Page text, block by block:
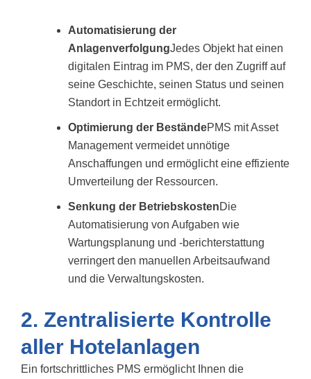
Automatisierung der
AnlagenverfolgungJedes Objekt hat einen
digitalen Eintrag im PMS, der den Zugriff auf
seine Geschichte, seinen Status und seinen
Standort in Echtzeit ermöglicht.
Optimierung der BeständePMS mit Asset
Management vermeidet unnötige
Anschaffungen und ermöglicht eine effiziente
Umverteilung der Ressourcen.
Senkung der BetriebskostenDie
Automatisierung von Aufgaben wie
Wartungsplanung und -berichterstattung
verringert den manuellen Arbeitsaufwand
und die Verwaltungskosten.
2. Zentralisierte Kontrolle
aller Hotelanlagen
Ein fortschrittliches PMS ermöglicht Ihnen die